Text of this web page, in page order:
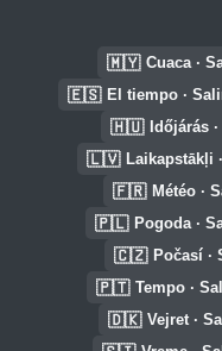
🇲🇾 Cuaca ·
🇪🇸 El tiempo ·
🇭🇺 Időjárás
🇱🇻 Laikapstākļi
🇫🇷 Météo ·
🇵🇱 Pogoda ·
🇨🇿 Počasí ·
🇵🇹 Tempo ·
🇩🇰 Vejret ·